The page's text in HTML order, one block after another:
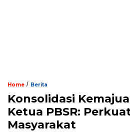
Home / Berita
Konsolidasi
Ketua PBSR:
Masyarakat